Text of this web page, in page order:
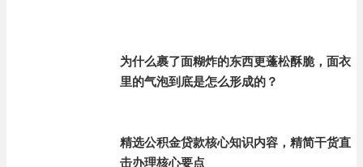
为什么裹了面糊炸的东西更蓬松酥脆，面衣
里的气泡到底是怎么形成的？
精选公积金贷款核心知识内容，精简干货直
击办理核心要点